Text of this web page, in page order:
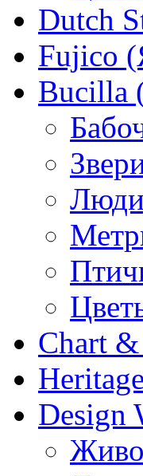
Dutch
Fujico
Люди
Chart